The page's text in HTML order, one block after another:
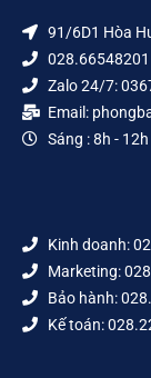
91/6D1 Hòa
028.66548201
Zalo 24/7:
Email:
Sáng : 8h -
Kinh doanh:
Marketing:
Bảo hành:
Kế toán: